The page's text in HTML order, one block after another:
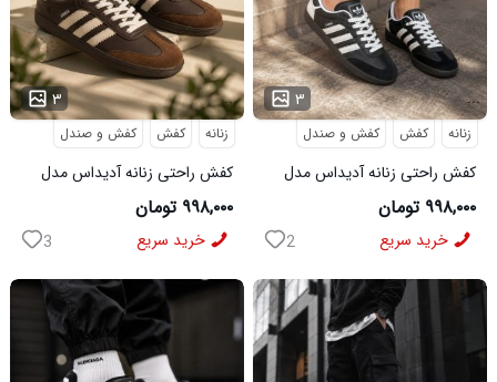
۳ ...
زنانه کفش کفش و صندل
کفش راحتی زنانه آدیداس مدل
سامبا قهوه ای
۹۹۸,۰۰۰ تومان
خرید سریع 3
۳ ...
زنانه کفش کفش و صندل
کفش راحتی زنانه آدیداس مدل
سامبا مشکی
۹۹۸,۰۰۰ تومان
خرید سریع 2